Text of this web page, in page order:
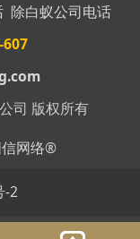
除白蚁公司电话
607
司 版权所有
网络®
-2